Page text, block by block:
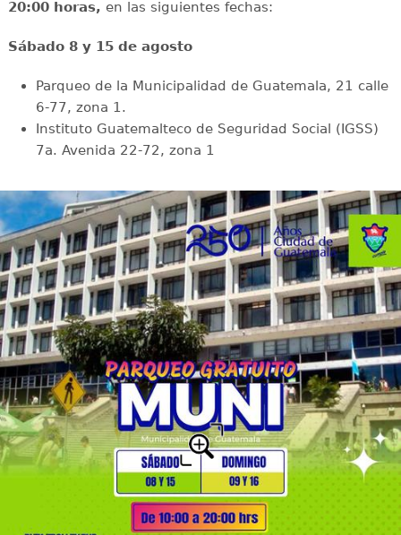
20:00 horas, en las siguientes fechas:
Sábado 8 y 15 de agosto
Parqueo de la Municipalidad de Guatemala, 21 calle
6-77, zona 1.
Instituto Guatemalteco de Seguridad Social (IGSS)
7a. Avenida 22-72, zona 1